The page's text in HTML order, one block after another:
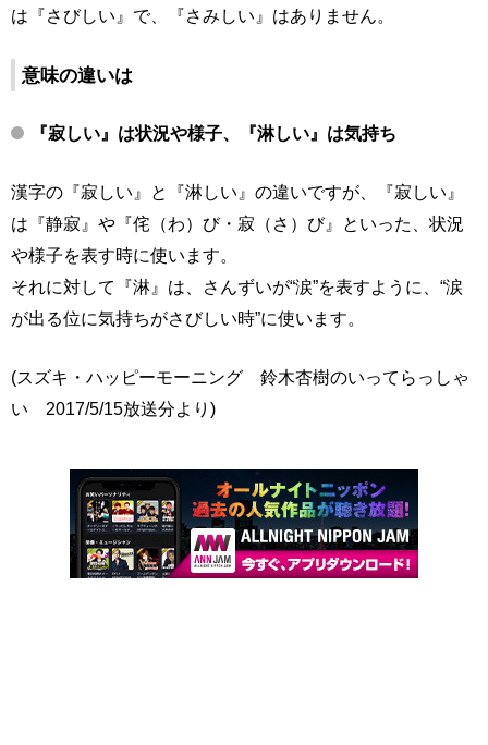
は『さびしい』で、『さみしい』はありません。
意味の違いは
『寂しい』は状況や様子、『淋しい』は気持ち
漢字の『寂しい』と『淋しい』の違いですが、『寂しい』
は『静寂』や『侘（わ）び・寂（さ）び』といった、状況
や様子を表す時に使います。
それに対して『淋』は、さんずいが“涙”を表すように、“涙
が出る位に気持ちがさびしい時”に使います。
(スズキ・ハッピーモーニング 鈴木杏樹のいってらっしゃ
い 2017/5/15放送分より)